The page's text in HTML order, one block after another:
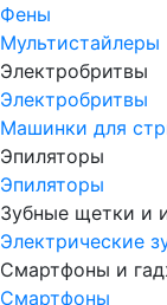
Фены
Мультистайлеры
Электробритвы
Электробритвы
Машинки для
Эпиляторы
Эпиляторы
Зубные щетки и
Электрические
Смартфоны и
Смартфоны